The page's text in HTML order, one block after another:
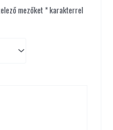
mezőket*karakterrel